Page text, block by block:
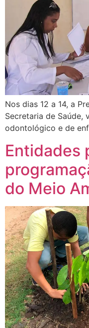
Nos dias 12 a 14, a
Secretaria de Saúde,
odontológico e de
Entidades
do Meio